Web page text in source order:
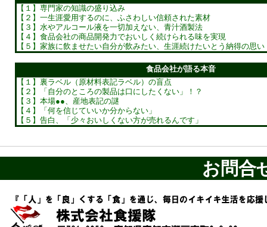
【１】専門家の知識の盛り込み
【２】一生涯愛用するのに、ふさわしい信頼された素材
【３】水やアルコール液を一切加えない、青汁酒製法
【４】食品会社の商品開発力でおいしく続けられる味を実現
【５】家族に飲ませたい自分が飲みたい、生涯続けたいとう納得の思い
食品会社が語る本音
【１】裏ラベル（原材料表記ラベル）の盲点
【２】「自分のところの製品は口にしたくない」！？
【３】本場●●、産地表記の謎
【４】「何を信じていいか分からない」
【５】告白、「少々おいしくない方が売れるんです」
お問合